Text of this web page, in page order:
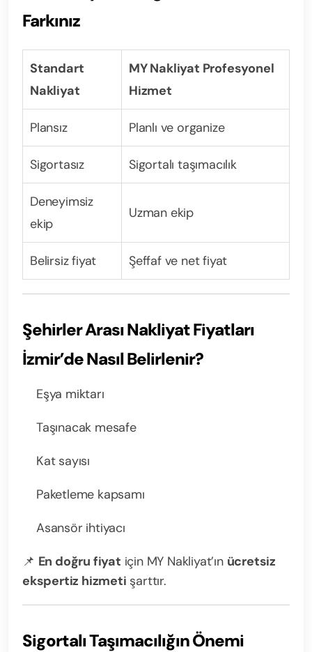
Farkınız
Standart
Nakliyat
MY Nakliyat Profesyonel
Hizmet
Plansız Planlı ve organize
Sigortasız Sigortalı taşımacılık
Deneyimsiz
ekip
Uzman ekip
Belirsiz fiyat Şeffaf ve net fiyat
Şehirler Arası Nakliyat Fiyatları
İzmir’de Nasıl Belirlenir?
Eşya miktarı
Taşınacak mesafe
Kat sayısı
Paketleme kapsamı
Asansör ihtiyacı
📌 En doğru fiyat için MY Nakliyat’ın ücretsiz
ekspertiz hizmeti şarttır.
Sigortalı Taşımacılığın Önemi